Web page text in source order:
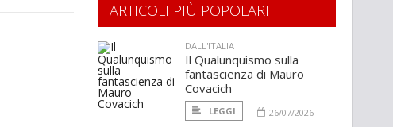
ARTICOLI PIÙ POPOLARI
DALL'ITALIA
Il Qualunquismo sulla
fantascienza di Mauro
Covacich
LEGGI
26/07/2026